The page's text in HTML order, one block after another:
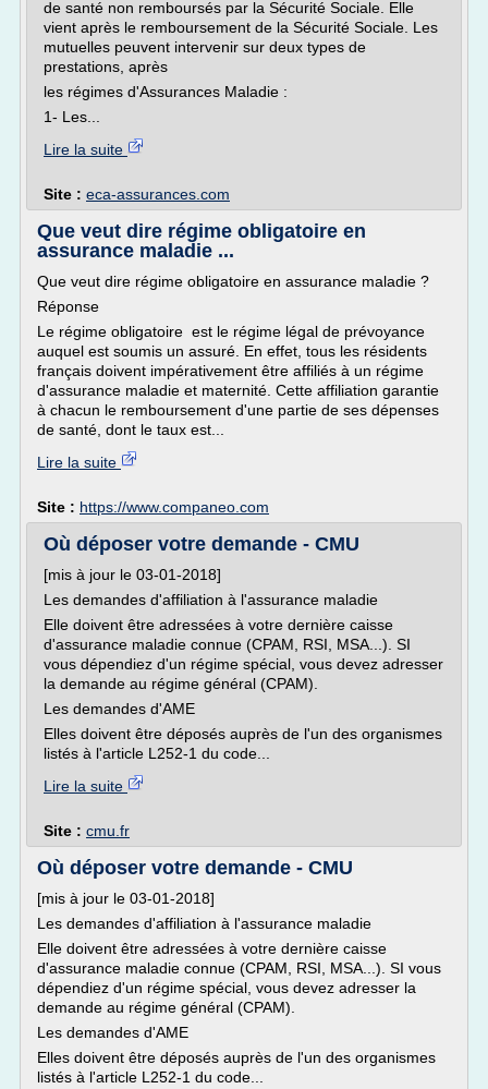
de santé non remboursés par la Sécurité Sociale. Elle
vient après le remboursement de la Sécurité Sociale. Les
mutuelles peuvent intervenir sur deux types de
prestations, après
les régimes d'Assurances Maladie :
1- Les...
Lire la suite
Site : eca-assurances.com
Que veut dire régime obligatoire en
assurance maladie ...
Que veut dire régime obligatoire en assurance maladie ?
Réponse
Le régime obligatoire est le régime légal de prévoyance
auquel est soumis un assuré. En effet, tous les résidents
français doivent impérativement être affiliés à un régime
d'assurance maladie et maternité. Cette affiliation garantie
à chacun le remboursement d'une partie de ses dépenses
de santé, dont le taux est...
Lire la suite
Site : https://www.companeo.com
Où déposer votre demande - CMU
[mis à jour le 03-01-2018]
Les demandes d'affiliation à l'assurance maladie
Elle doivent être adressées à votre dernière caisse
d'assurance maladie connue (CPAM, RSI, MSA...). SI
vous dépendiez d'un régime spécial, vous devez adresser
la demande au régime général (CPAM).
Les demandes d'AME
Elles doivent être déposés auprès de l'un des organismes
listés à l'article L252-1 du code...
Lire la suite
Site : cmu.fr
Où déposer votre demande - CMU
[mis à jour le 03-01-2018]
Les demandes d'affiliation à l'assurance maladie
Elle doivent être adressées à votre dernière caisse
d'assurance maladie connue (CPAM, RSI, MSA...). SI vous
dépendiez d'un régime spécial, vous devez adresser la
demande au régime général (CPAM).
Les demandes d'AME
Elles doivent être déposés auprès de l'un des organismes
listés à l'article L252-1 du code...